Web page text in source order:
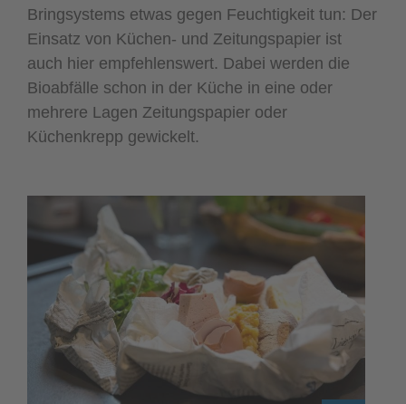
Bringsystems etwas gegen Feuchtigkeit tun: Der
Einsatz von Küchen- und Zeitungspapier ist
auch hier empfehlenswert. Dabei werden die
Bioabfälle schon in der Küche in eine oder
mehrere Lagen Zeitungspapier oder
Küchenkrepp gewickelt.